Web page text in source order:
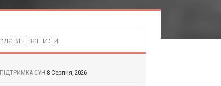
записи
ПІДТРИМКА ОУН 8 Серпня, 2026